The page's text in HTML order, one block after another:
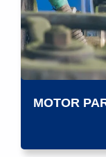
MOTOR